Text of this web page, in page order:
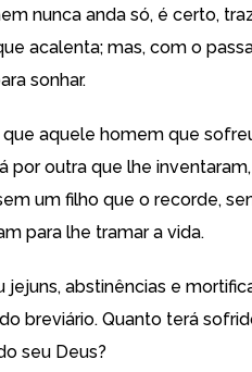
nunca anda só, é certo,
acalenta; mas, com o
sonhar.
que aquele homem que
por outra que lhe
um filho que o recorde,
para lhe tramar a vida.
jejuns, abstinências e
breviário. Quanto terá
seu Deus?